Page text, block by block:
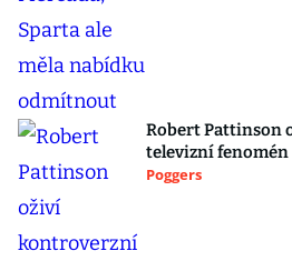
Robert Pattinson
televizní fenomén
Poggers